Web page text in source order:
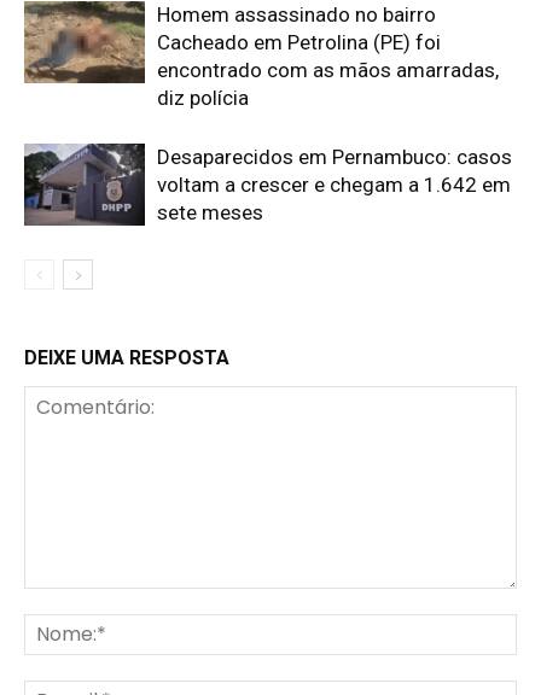
Homem assassinado no bairro
Cacheado em Petrolina (PE) foi
encontrado com as mãos amarradas,
diz polícia
Desaparecidos em Pernambuco: casos
voltam a crescer e chegam a 1.642 em
sete meses
DEIXE UMA RESPOSTA